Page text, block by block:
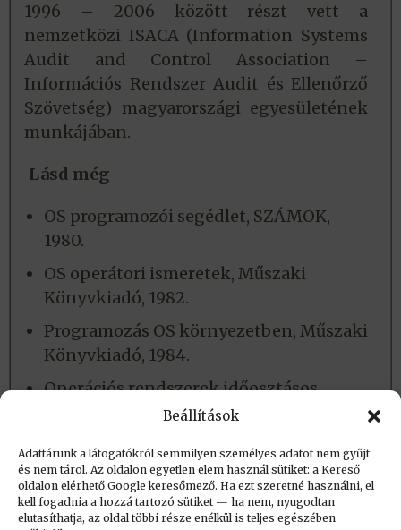
Beállítások
Adattárunk a látogatókról semmilyen személyes adatot nem gyűjt
és nem tárol. Az oldalon egyetlen elem használ sütiket: a Kereső
oldalon elérhető Google keresőmező. Ha ezt szeretné használni, el
kell fogadnia a hozzá tartozó sütiket — ha nem, nyugodtan
elutasíthatja, az oldal többi része enélkül is teljes egészében
1996 – 2006 között részt vett a
nemzetközi ISACA (Information Systems
Audit and Control Association –
Információs Rendszer Audit és Ellenőrző
Szövetség) magyarországi egyesületének
munkájában.
Lásd még
OS programozói segédlet, SZÁMOK,
1980.
OS operátori ismeretek, Műszaki
Könyvkiadó, 1982.
Programozás OS környezetben, Műszaki
Könyvkiadó, 1984.
Operációs rendszerek időosztásos
üzemmódjai, (szerk.: Gerl Zsolt),
Létrehozva: 2022.06.28. 13:52
Utolsó módosítás: 2024.03.27. 13:56